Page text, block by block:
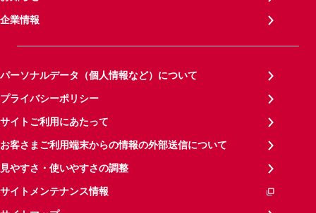
企業情報
パーソナルデータ（個人情報など）について
プライバシーポリシー
サイトご利用にあたって
お客さまご利用端末からの情報の外部送信について
見やすさ・使いやすさの調整
サイトメンテナンス情報